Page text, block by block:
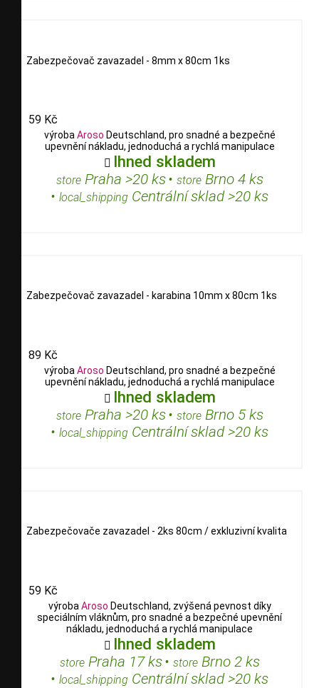
Zabezpečovač zavazadel - 8mm x 80cm 1ks
59 Kč
výroba Aroso Deutschland, pro snadné a bezpečné
upevnění nákladu, jednoduchá a rychlá manipulace
 Ihned skladem
storePraha >20 ks• storeBrno 4 ks
• local_shipping Centrální sklad >20 ks
Zabezpečovač zavazadel - karabina 10mm x 80cm 1ks
89 Kč
výroba Aroso Deutschland, pro snadné a bezpečné
upevnění nákladu, jednoduchá a rychlá manipulace
 Ihned skladem
storePraha >20 ks• storeBrno 5 ks
• local_shipping Centrální sklad >20 ks
Zabezpečovače zavazadel - 2ks 80cm / exkluzivní kvalita
59 Kč
výroba Aroso Deutschland, zvýšená pevnost díky
speciálním vláknům, pro snadné a bezpečné upevnění
nákladu, jednoduchá a rychlá manipulace
 Ihned skladem
storePraha 17 ks• storeBrno 2 ks
• local_shipping Centrální sklad >20 ks